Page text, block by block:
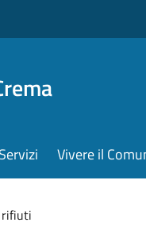
Servizi Vivere il
rifiuti